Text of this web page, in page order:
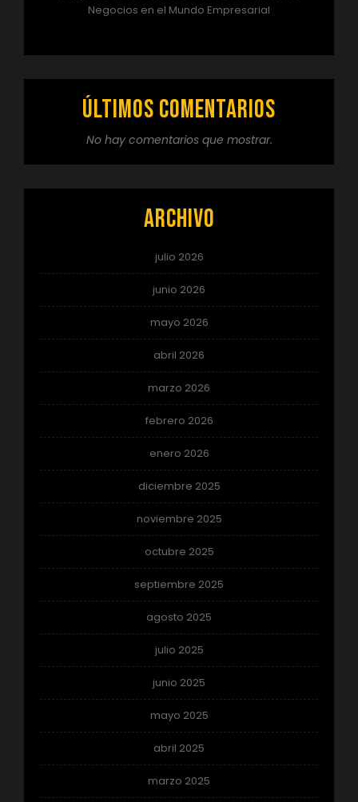
Negocios en el Mundo Empresarial
Últimos comentarios
No hay comentarios que mostrar.
Archivo
julio 2026
junio 2026
mayo 2026
abril 2026
marzo 2026
febrero 2026
enero 2026
diciembre 2025
noviembre 2025
octubre 2025
septiembre 2025
agosto 2025
julio 2025
junio 2025
mayo 2025
abril 2025
marzo 2025